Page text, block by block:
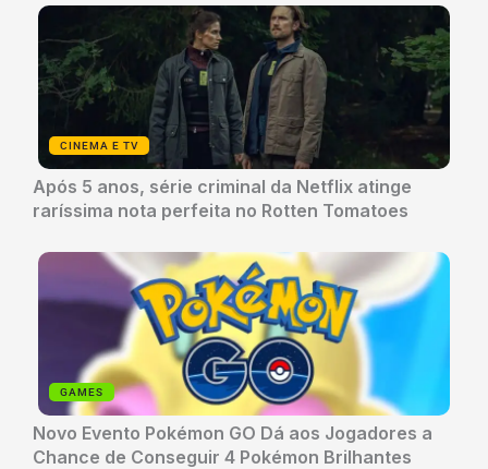
CINEMA E TV
Após 5 anos, série criminal da Netflix atinge
raríssima nota perfeita no Rotten Tomatoes
GAMES
Novo Evento Pokémon GO Dá aos Jogadores a
Chance de Conseguir 4 Pokémon Brilhantes